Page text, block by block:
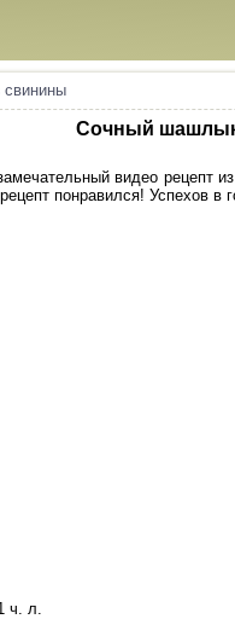
свинины
Сочный шашлык
видео рецепт
понравился! Успехов в
ч. л.